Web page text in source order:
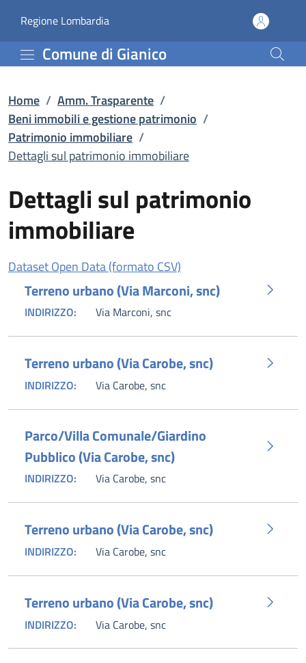
Dettagli sul patrimonio
Regione Lombardia(apre in un'altra scheda).
Comune di Gianico
Home / Amm. Trasparente /
Beni immobili e gestione patrimonio /
Patrimonio immobiliare /
Dettagli sul patrimonio immobiliare
Dettagli sul patrimonio
immobiliare
Dataset Open Data (formato CSV)
Terreno urbano (Via Marconi, snc)
INDIRIZZO: Via Marconi, snc
Terreno urbano (Via Carobe, snc)
INDIRIZZO: Via Carobe, snc
Parco/Villa Comunale/Giardino
Pubblico (Via Carobe, snc)
INDIRIZZO: Via Carobe, snc
Terreno urbano (Via Carobe, snc)
INDIRIZZO: Via Carobe, snc
Terreno urbano (Via Carobe, snc)
INDIRIZZO: Via Carobe, snc